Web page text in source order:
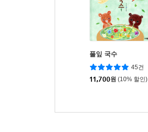
풀잎 국수
45건
11,700원 (10% 할인)